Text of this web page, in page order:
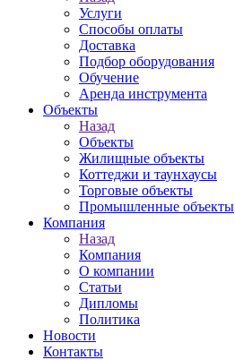
Услуги
Способы оплаты
Доставка
Подбор оборудования
Обучение
Аренда инструмента
Объекты
Назад
Объекты
Жилищные объекты
Коттеджи и таунхаусы
Торговые объекты
Промышленные объекты
Компания
Назад
Компания
О компании
Статьи
Дипломы
Политика
Новости
Контакты